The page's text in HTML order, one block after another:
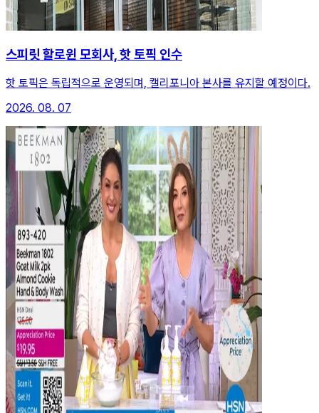
스피릿 할로윈 모회사, 핫 토픽 인수
핫 토픽은 독립적으로 운영되며, 캘리포니아 본사를 유지할 예정이다.
2026. 08. 07